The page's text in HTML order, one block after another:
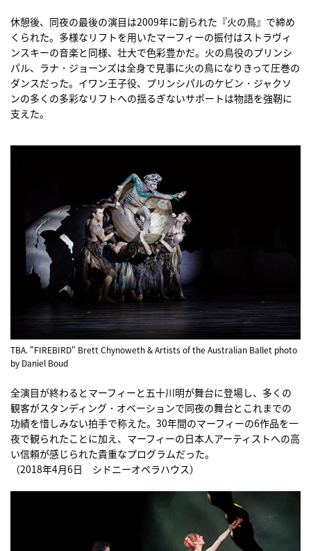
休憩後、同夜の最後の演目は2009年に創られた『火の鳥』で締め
くられた。多様なリフトを用いたマーフィーの振付はストラヴィ
ンスキーの音楽と同様、壮大で色彩豊かだ。火の鳥役のプリンシ
パル、ラナ・ジョーンズは全身で見事に火の鳥になりきって圧巻の
ダンスだった。イワン王子役、プリンシパルのケビン・ジャクソ
ンの多くの多彩なリフトへの揺るぎないサポートは物語を強靭に
支えた。
TBA. "FIREBIRD" Brett Chynoweth & Artists of the Australian Ballet photo
by Daniel Boud
全演目が終わるとマーフィーと五十川明が舞台に登場し、多くの
観客がスタンディング・オベーションで同夜の舞台とこれまでの
功績を惜しみない拍手で称えた。30年間のマーフィーの6作品を一
夜で観られたことに加え、マーフィーの日本人アーティストへの高
い信頼が感じられた貴重なプログラムだった。
（2018年4月6日 シドニーオペラハウス）